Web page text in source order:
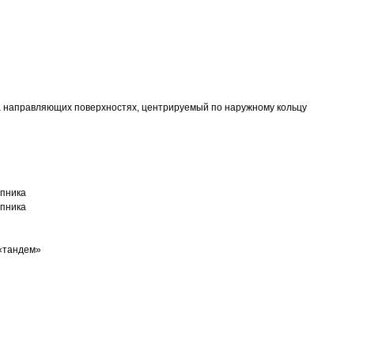
поверхностях, центрируемый по наружному кольцу